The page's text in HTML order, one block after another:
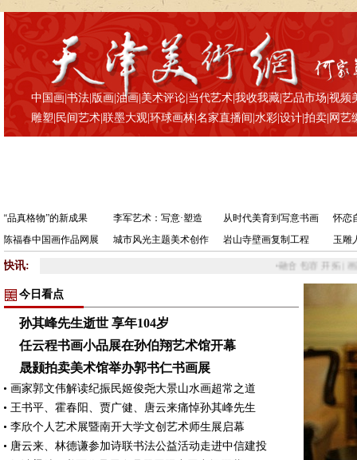
中国画 |书法 版画 |油画 |美术评论 当代艺术 |我收我藏 |艺品市场 |视频
雕塑 民间艺术 |联墨大观 |环球画林 |名家直播间 |水彩 |设计 |拍卖 网艺
“品真格物”的新成果 李军艺术：写意·塑造 从时代美育到写意书画
怀恋
陈福春中国画作品网展
城市风光主题美术创作 岩山寺壁画复制工程 玉雕
快讯: 融合 包容 开拓 | 画家郭文伟
今日看点
孙其峰先生逝世 享年104岁
任云程书画小品展在孙伯翔艺术馆开幕
晟颢拍卖美术馆举办郭书仁书画展
• 画家郭文伟解读纪振民姬俊尧大景山水画超常之道
•王书平、霍春阳、贾广健、唐云来痛悼孙其峰先生
•李欣个人艺术展暨南开大学文创艺术师生展启幕
• 唐云来、林德谦参加诗联书法公益活动走进中信建投